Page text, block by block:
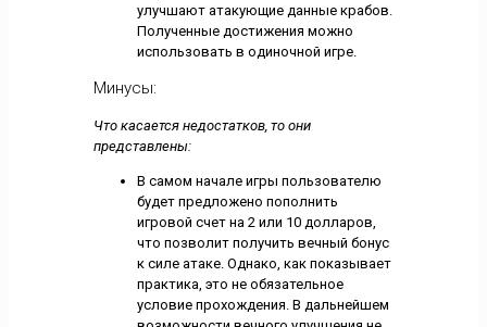
улучшают атакующие данные крабов.
Полученные достижения можно
использовать в одиночной игре.
Минусы:
Что касается недостатков, то они
представлены:
В самом начале игры пользователю
будет предложено пополнить
игровой счет на 2 или 10 долларов,
что позволит получить вечный бонус
к силе атаке. Однако, как показывает
практика, это не обязательное
условие прохождения. В дальнейшем